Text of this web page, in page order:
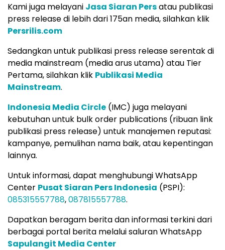
Kami juga melayani Jasa Siaran Persatau publikasi
press release di lebih dari 175an media, silahkan klik
Persrilis.com
Sedangkan untuk publikasi press release serentak di
media mainstream (media arus utama) atau Tier
Pertama, silahkan klik Publikasi Media
Mainstream.
Indonesia Media Circle (IMC) juga melayani
kebutuhan untuk bulk order publications (ribuan link
publikasi press release) untuk manajemen reputasi:
kampanye, pemulihan nama baik, atau kepentingan
lainnya.
Untuk informasi, dapat menghubungi WhatsApp
Center Pusat Siaran Pers Indonesia (PSPI):
085315557788,087815557788.
Dapatkan beragam berita dan informasi terkini dari
berbagai portal berita melalui saluran WhatsApp
Sapulangit Media Center